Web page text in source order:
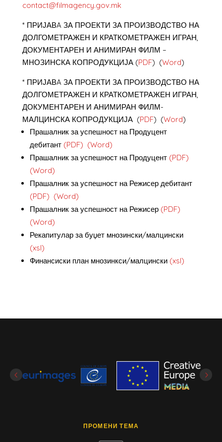
contact@filmagency.gov.mk
* ПРИЈАВA ЗА ПРОЕКТИ ЗА ПРОИЗВОДСТВО НА
ДОЛГОМЕТРАЖЕН И КРАТКОМЕТРАЖЕН ИГРАН,
ДОКУМЕНТАРЕН И АНИМИРАН ФИЛМ –
МНОЗИНСКА КОПРОДУКЦИЈА (PDF) (Word)
* ПРИЈАВA ЗА ПРОЕКТИ ЗА ПРОИЗВОДСТВО НА
ДОЛГОМЕТРАЖЕН И КРАТКОМЕТРАЖЕН ИГРАН,
ДОКУМЕНТАРЕН И АНИМИРАН ФИЛМ-
МАЛЦИНСКА КОПРОДУКЦИЈА (PDF) (Word)
Прашалник за успешност на Продуцент
дебитант (PDF) (Word)
Прашалник за успешност на Продуцент (PDF)
(Word)
Прашалник за успешност на Режисер дебитант
(PDF) (Word)
Прашалник за успешност на Режисер (PDF)
(Word)
Рекапитулар за буџет мнозински/малцински
(xsl)
Финансиски план мнозинкси/малцински (xsl)
ПРОМЕНИ ТЕМА